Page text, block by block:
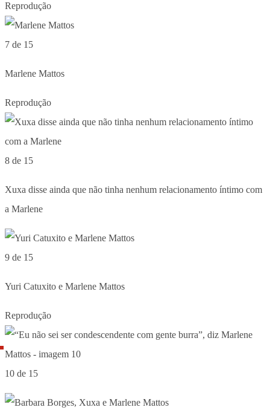
Reprodução
7 de 15
Marlene Mattos
Reprodução
8 de 15
Xuxa disse ainda que não tinha nenhum relacionamento íntimo com
a Marlene
9 de 15
Yuri Catuxito e Marlene Mattos
Reprodução
10 de 15